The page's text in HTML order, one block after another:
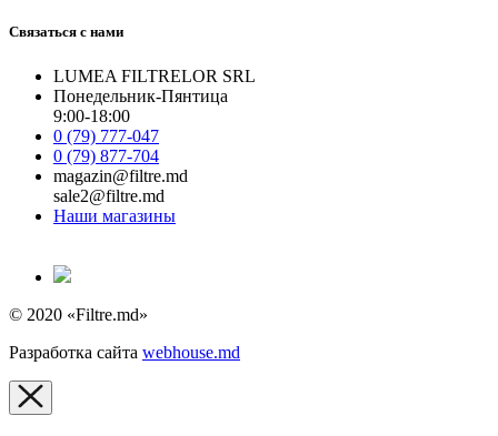
Связаться с нами
LUMEA FILTRELOR SRL
Понедельник-Пянтица
9:00-18:00
0 (79) 777-047
0 (79) 877-704
magazin@filtre.md
sale2@filtre.md
Наши магазины
© 2020 «Filtre.md»
Разработка сайта webhouse.md